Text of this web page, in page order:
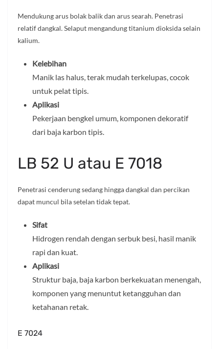
Mendukung arus bolak balik dan arus searah. Penetrasi
relatif dangkal. Selaput mengandung titanium dioksida selain
kalium.
Kelebihan
Manik las halus, terak mudah terkelupas, cocok
untuk pelat tipis.
Aplikasi
Pekerjaan bengkel umum, komponen dekoratif
dari baja karbon tipis.
LB 52 U atau E 7018
Penetrasi cenderung sedang hingga dangkal dan percikan
dapat muncul bila setelan tidak tepat.
Sifat
Hidrogen rendah dengan serbuk besi, hasil manik
rapi dan kuat.
Aplikasi
Struktur baja, baja karbon berkekuatan menengah,
komponen yang menuntut ketangguhan dan
ketahanan retak.
E 7024